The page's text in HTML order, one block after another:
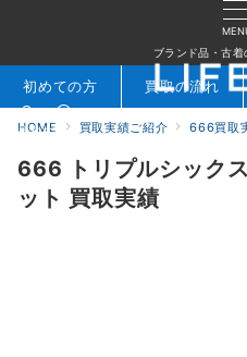
ブランド品・古
検索 お問合せ
初めての方 買取の流れ
HOME 買取実績ご紹介 666買取
666 トリプルシック
ット 買取実績